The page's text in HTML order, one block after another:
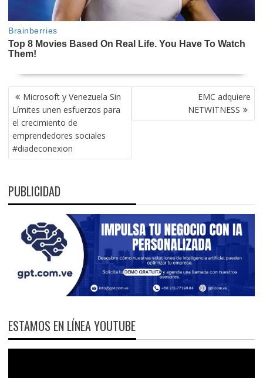
NAVEGACIÓN
DE
ENTRADAS
Microsoft y Venezuela Sin
Límites unen esfuerzos para
el crecimiento de
emprendedores sociales
#diadeconexion
EMC adquiere
NETWITNESS
PUBLICIDAD
ESTAMOS EN LÍNEA YOUTUBE